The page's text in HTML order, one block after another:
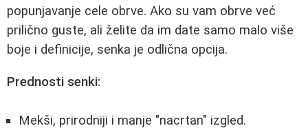
popunjavanje cele obrve. Ako su vam obrve već
prilično guste, ali želite da im date samo malo više
boje i definicije, senka je odlična opcija.
Prednosti senki:
Mekši, prirodniji i manje "nacrtan" izgled.